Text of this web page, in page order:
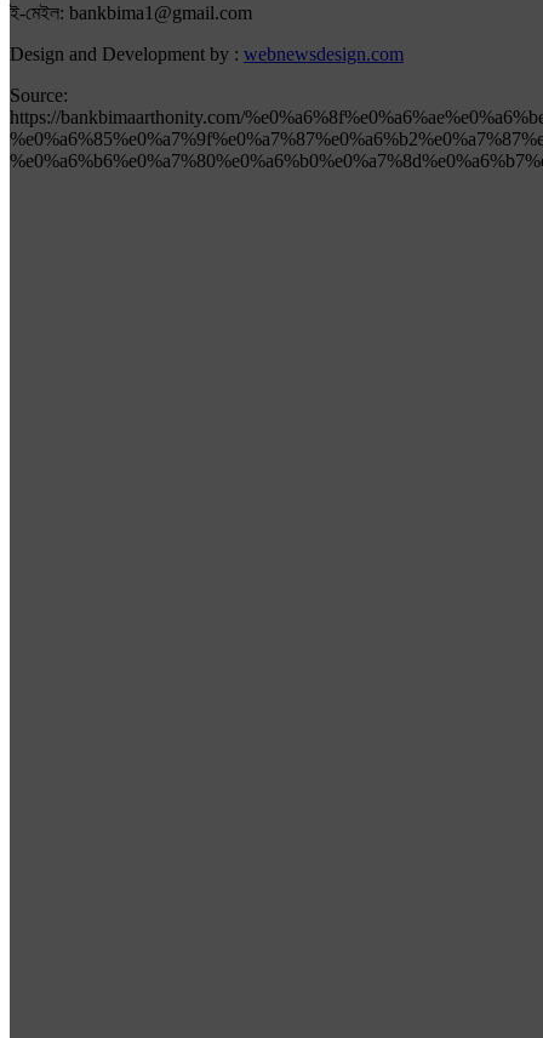
ই-মেইল: bankbima1@gmail.com
Design and Development by : webnewsdesign.com
Source:
https://bankbimaarthonity.com/